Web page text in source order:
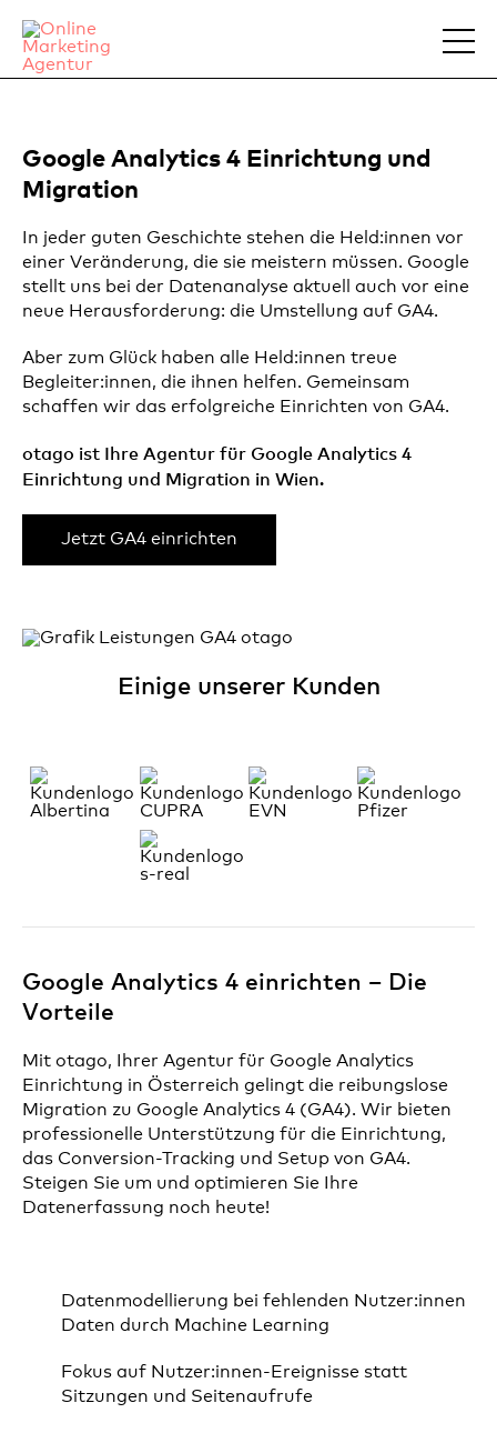
Google Analytics 4 Einrichtung und
Migration
In jeder guten Geschichte stehen die Held:innen vor
einer Veränderung, die sie meistern müssen. Google
stellt uns bei der Datenanalyse aktuell auch vor eine
neue Herausforderung: die Umstellung auf GA4.
Aber zum Glück haben alle Held:innen treue
Begleiter:innen, die ihnen helfen. Gemeinsam
schaffen wir das erfolgreiche Einrichten von GA4.
otago ist Ihre Agentur für Google Analytics 4
Einrichtung und Migration in Wien.
Jetzt GA4 einrichten
Einige unserer Kunden
Google Analytics 4 einrichten – Die
Vorteile
Mit otago, Ihrer Agentur für Google Analytics
Einrichtung in Österreich gelingt die reibungslose
Migration zu Google Analytics 4 (GA4). Wir bieten
professionelle Unterstützung für die Einrichtung,
das Conversion-Tracking und Setup von GA4.
Steigen Sie um und optimieren Sie Ihre
Datenerfassung noch heute!
Datenmodellierung bei fehlenden Nutzer:innen
Daten durch Machine Learning
Fokus auf Nutzer:innen-Ereignisse statt
Sitzungen und Seitenaufrufe